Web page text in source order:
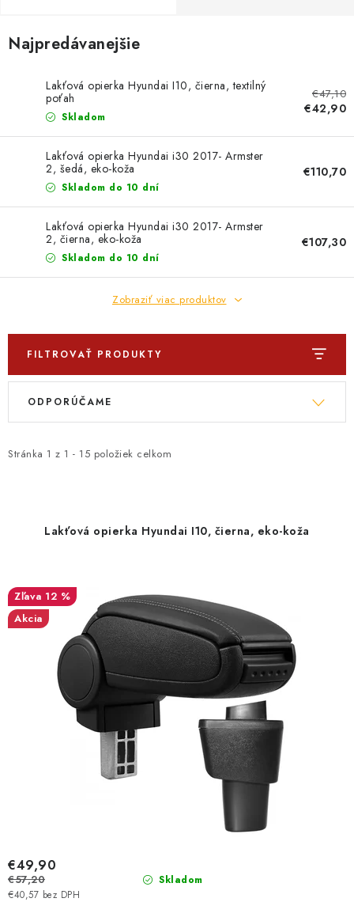
GARÁŽOVÝ BAZÁR
AUTODOPLNKY
KRYCIE PLACHTY - CELTY
BALENIE A EXPEDÍCIA
Ako nakupovať Obchodné podmienky
Doprava a platba
Ochrana osobných údajov
Licenčné zmluvy k fotografiám
Osobné vyzdvihnutie v Prešove
Darček k objednávke
Nákup na splátky Quatro - Profigaráž.sk
Kalkulačka Quatro
Najpredávanejšie
Lakťová opierka Hyundai I10, čierna, textilný
poťah
Skladom
€47,10
€42,90
Lakťová opierka Hyundai i30 2017- Armster
2, šedá, eko-koža
Skladom do 10 dní
€110,70
Lakťová opierka Hyundai i30 2017- Armster
2, čierna, eko-koža
Skladom do 10 dní
€107,30
Zobraziť viac produktov
FILTROVAŤ PRODUKTY
V
i
u
k
t
Stránka 1 z 1 - 15 položiek celkom
R
e
o
d
u
ODPORÚČAME
Lakťová opierka Hyundai I10, čierna, eko-koža
12 %
Akcia
Skladom
€40,57 bez DPH
€49,90
€57,20